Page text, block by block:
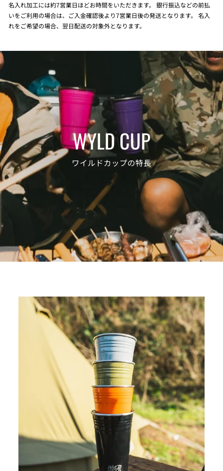
名入れ加工には約7営業日ほどお時間をいただきます。 銀行振込などの前払
いをご利用の場合は、ご入金確認後より7営業日後の発送となります。 名入
れをご希望の場合、翌日配送の対象外となります。
WYLD CUP
ワイルドカップの特長